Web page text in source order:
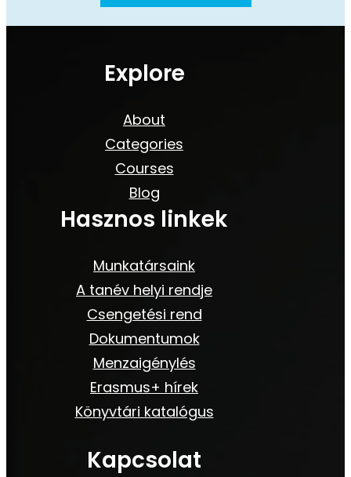
Explore
About
Categories
Courses
Blog
Hasznos linkek
Munkatársaink
A tanév helyi rendje
Csengetési rend
Dokumentumok
Menzaigénylés
Erasmus+ hírek
Könyvtári katalógus
Kapcsolat